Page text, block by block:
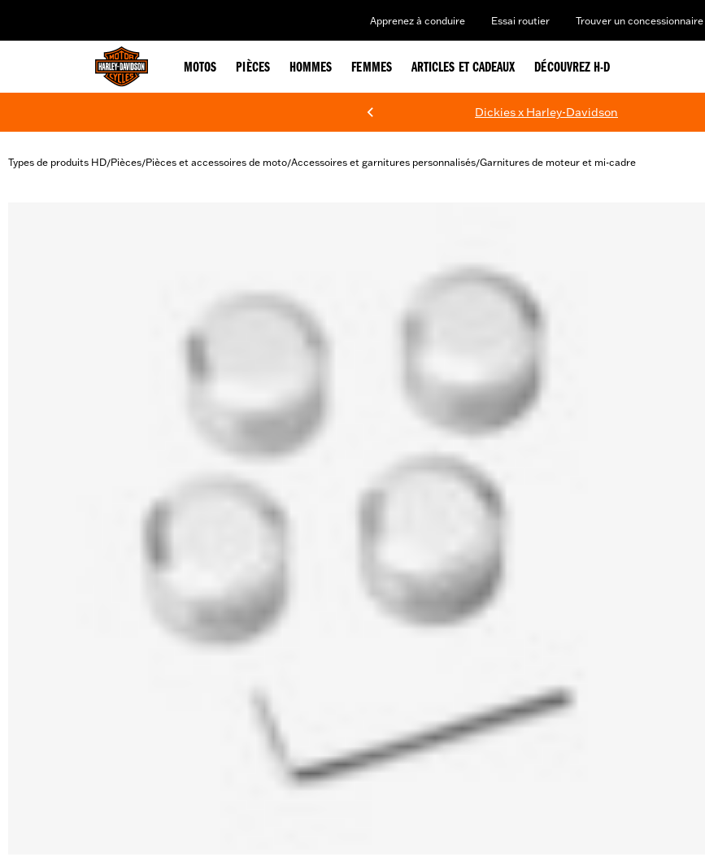
Apprenez à conduire Essai routier Trouver un concessionnaire
MOTOS PIÈCES HOMMES FEMMES ARTICLES ET CADEAUX DÉCOUVREZ H-D
Dickies x Harley-Davidson
Types de produits HD/Pièces/Pièces et accessoires de moto/Accessoires et garnitures personnalisés/Garnitures de moteur et mi-cadre